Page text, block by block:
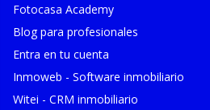
Fotocasa Academy
Blog para profesionales
Entra en tu cuenta
Inmoweb - Software inmobiliario
Witei - CRM inmobiliario